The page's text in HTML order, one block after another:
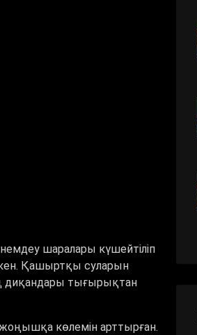
шаралары күшейтіліп
Қашыртқы суларын
диқандары тығырықтан
көлемін арттырған.